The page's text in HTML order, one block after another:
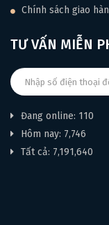
Chính sách giao
TƯ VẤN MIỄN
Đang online: 110
Hôm nay: 7,746
Tất cả: 7,191,640